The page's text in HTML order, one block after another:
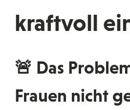
kraftvoll
🚨 Das
Frauen nicht